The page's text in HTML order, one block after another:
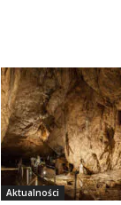
Aktualności